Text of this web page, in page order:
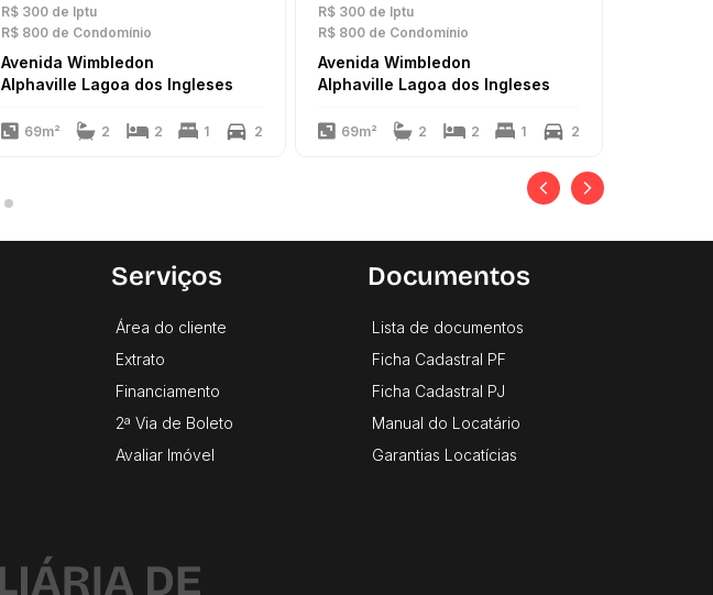
R$ 300 de Iptu
R$ 800 de Condomínio
Avenida Wimbledon
Alphaville Lagoa dos Ingleses
69m² 2 2 1 2
R$ 300 de Iptu
R$ 800 de Condomínio
Avenida Wimbledon
Alphaville Lagoa dos Ingleses
69m² 2 2 1 2
Serviços
Área do cliente
Extrato
Financiamento
2ª Via de Boleto
Avaliar Imóvel
Documentos
Lista de documentos
Ficha Cadastral PF
Ficha Cadastral PJ
Manual do Locatário
Garantias Locatícias